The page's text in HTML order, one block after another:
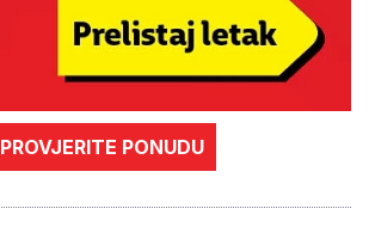
PROVJERITE PONUDU